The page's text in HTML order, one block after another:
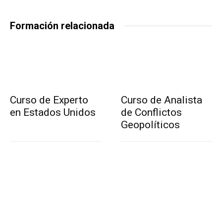
Formación relacionada
Curso de Experto
en Estados Unidos
Curso de Analista
de Conflictos
Geopolíticos